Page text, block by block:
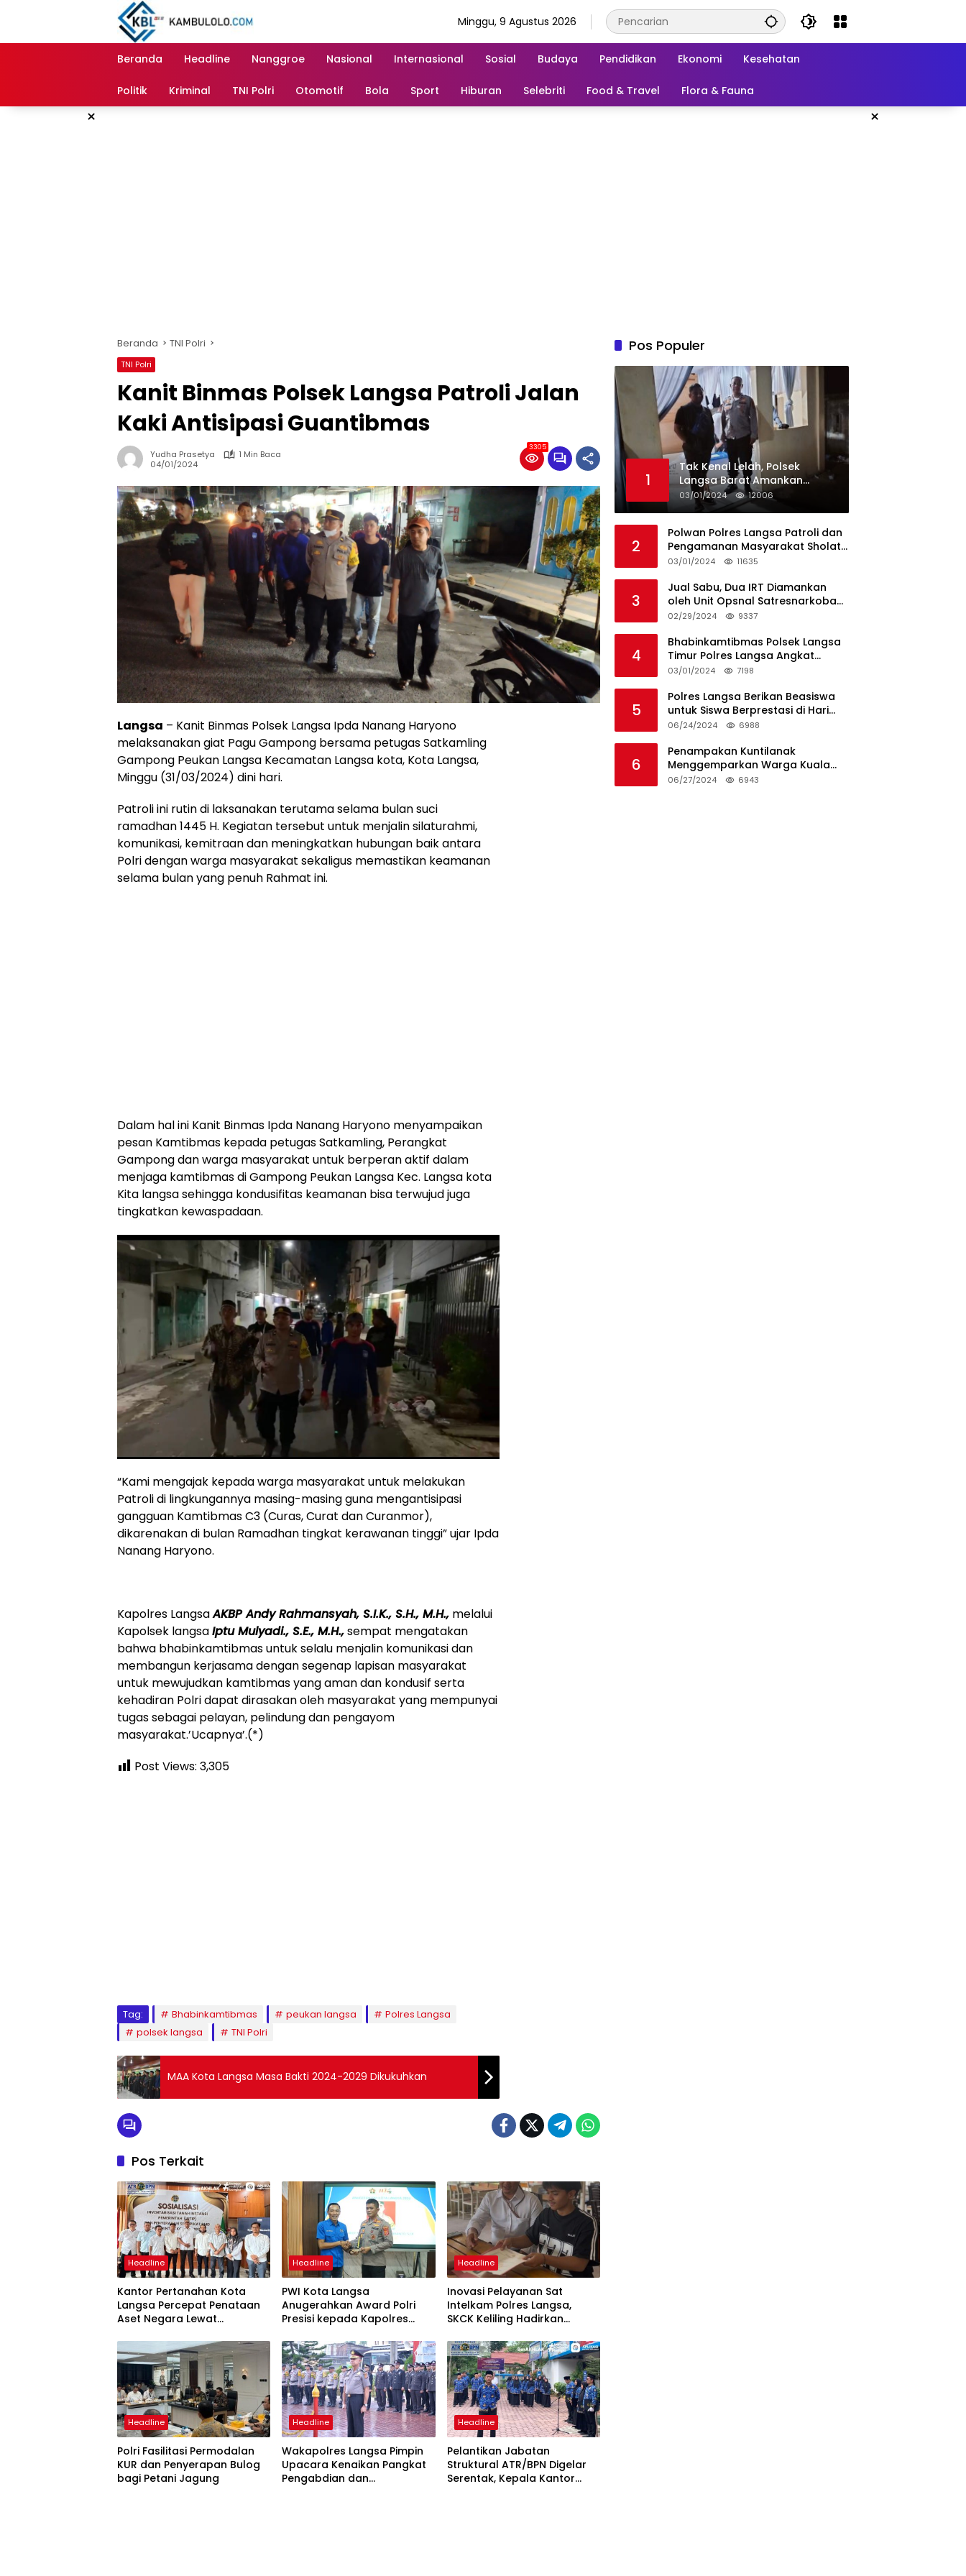
Minggu, 9 Agustus 2026
Beranda Headline Nanggroe Nasional Internasional Sosial Budaya Pendidikan Ekonomi Kesehatan
Politik Kriminal TNI Polri Otomotif Bola Sport Hiburan Selebriti Food & Travel Flora & Fauna
× ×
Beranda TNI Polri
TNI Polri
Kanit Binmas Polsek Langsa Patroli Jalan
Kaki Antisipasi Guantibmas
Yudha Prasetya
1 Min Baca
04/01/2024
3305
Langsa – Kanit Binmas Polsek Langsa Ipda Nanang Haryono
melaksanakan giat Pagu Gampong bersama petugas Satkamling
Gampong Peukan Langsa Kecamatan Langsa kota, Kota Langsa,
Minggu (31/03/2024) dini hari.
Patroli ini rutin di laksanakan terutama selama bulan suci
ramadhan 1445 H. Kegiatan tersebut untuk menjalin silaturahmi,
komunikasi, kemitraan dan meningkatkan hubungan baik antara
Polri dengan warga masyarakat sekaligus memastikan keamanan
selama bulan yang penuh Rahmat ini.
Dalam hal ini Kanit Binmas Ipda Nanang Haryono menyampaikan
pesan Kamtibmas kepada petugas Satkamling, Perangkat
Gampong dan warga masyarakat untuk berperan aktif dalam
menjaga kamtibmas di Gampong Peukan Langsa Kec. Langsa kota
Kita langsa sehingga kondusifitas keamanan bisa terwujud juga
tingkatkan kewaspadaan.
“Kami mengajak kepada warga masyarakat untuk melakukan
Patroli di lingkungannya masing-masing guna mengantisipasi
gangguan Kamtibmas C3 (Curas, Curat dan Curanmor),
dikarenakan di bulan Ramadhan tingkat kerawanan tinggi” ujar Ipda
Nanang Haryono.
Kapolres LangsaAKBP Andy Rahmansyah, S.I.K., S.H., M.H., melalui
Kapolsek langsaIptu Mulyadi., S.E., M.H.,sempat mengatakan
bahwa bhabinkamtibmas untuk selalu menjalin komunikasi dan
membangun kerjasama dengan segenap lapisan masyarakat
untuk mewujudkan kamtibmas yang aman dan kondusif serta
kehadiran Polri dapat dirasakan oleh masyarakat yang mempunyai
tugas sebagai pelayan, pelindung dan pengayom
masyarakat.’Ucapnya’.(*)
Post Views: 3,305
Tag: Bhabinkamtibmas peukan langsa
Polres Langsa
polsek langsa
TNI Polri
MAA Kota Langsa Masa Bakti 2024-2029 Dikukuhkan
Pos Terkait
Headline
Kantor Pertanahan Kota
Langsa Percepat Penataan
Aset Negara Lewat
Headline
PWI Kota Langsa
Anugerahkan Award Polri
Presisi kepada Kapolres
Headline
Inovasi Pelayanan Sat
Intelkam Polres Langsa,
SKCK Keliling Hadirkan
dan Humanis
Headline
Polri Fasilitasi Permodalan
KUR dan Penyerapan Bulog
bagi Petani Jagung
Headline
Wakapolres Langsa Pimpin
Upacara Kenaikan Pangkat
Pengabdian dan
Headline
Pelantikan Jabatan
Struktural ATR/BPN Digelar
Serentak, Kepala Kantor
Pos Populer
1
Tak Kenal Lelah, Polsek
Langsa Barat Amankan
Rekapitulasi Selama12 Hari di
Kecamatan Baro
03/01/2024 12006
2
Polwan Polres Langsa Patroli dan
Pengamanan Masyarakat Sholat
Jumat
03/01/2024 11635
3
Jual Sabu, Dua IRT Diamankan
oleh Unit Opsnal Satresnarkoba
Polres Langsa
02/29/2024 9337
4
Bhabinkamtibmas Polsek Langsa
Timur Polres Langsa Angkat
Kerenda Bantu Prosesi
03/01/2024 7198
5
Polres Langsa Berikan Beasiswa
untuk Siswa Berprestasi di Hari
Bhayangkara ke-78
06/24/2024 6988
6
Penampakan Kuntilanak
Menggemparkan Warga Kuala
Langsa dan Btn Sungai Pauh
06/27/2024 6943